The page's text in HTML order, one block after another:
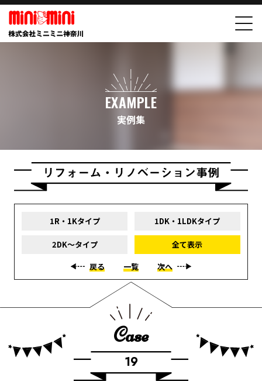
EXAMPLE
実例集
1R・1Kタイプ 1DK・1LDKタイプ
2DK～タイプ
全て表示
戻る
一覧 次へ
Case
19